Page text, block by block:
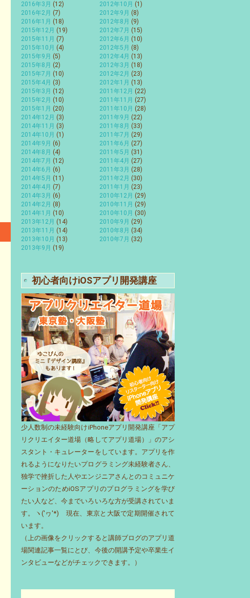
2016年3月 (12)
2016年2月 (7)
2016年1月 (18)
2015年12月 (19)
2015年11月 (7)
2015年10月 (4)
2015年9月 (5)
2015年8月 (2)
2015年7月 (10)
2015年4月 (3)
2015年3月 (12)
2015年2月 (10)
2015年1月 (20)
2014年12月 (3)
2014年11月 (3)
2014年10月 (1)
2014年9月 (6)
2014年8月 (4)
2014年7月 (12)
2014年6月 (6)
2014年5月 (11)
2014年4月 (7)
2014年3月 (6)
2014年2月 (8)
2014年1月 (10)
2013年12月 (14)
2013年11月 (14)
2013年10月 (13)
2013年9月 (19)
2012年10月 (1)
2012年9月 (8)
2012年8月 (9)
2012年7月 (15)
2012年6月 (10)
2012年5月 (8)
2012年4月 (13)
2012年3月 (18)
2012年2月 (23)
2012年1月 (13)
2011年12月 (22)
2011年11月 (27)
2011年10月 (28)
2011年9月 (22)
2011年8月 (33)
2011年7月 (29)
2011年6月 (27)
2011年5月 (31)
2011年4月 (27)
2011年3月 (28)
2011年2月 (30)
2011年1月 (23)
2010年12月 (29)
2010年11月 (29)
2010年10月 (30)
2010年9月 (29)
2010年8月 (34)
2010年7月 (32)
初心者向けiOSアプリ開発講座
少人数制の未経験向けiPhoneアプリ開発講座「アプ
リクリエイター道場（略してアプリ道場）」のアシ
スタント・キュレーターをしています。アプリを作
れるようになりたいプログラミング未経験者さん、
独学で挫折した人やエンジニアさんとのコミュニケ
ーションのためiOSアプリのプログラミングを学び
たい人など、今までいろいろな方が受講されていま
す。ヽ('ヮ'*)ゝ現在、東京と大阪で定期開催されて
います。
（上の画像をクリックすると講師ブログのアプリ道
場関連記事一覧にとび、今後の開講予定や卒業生イ
ンタビューなどがチェックできます。）